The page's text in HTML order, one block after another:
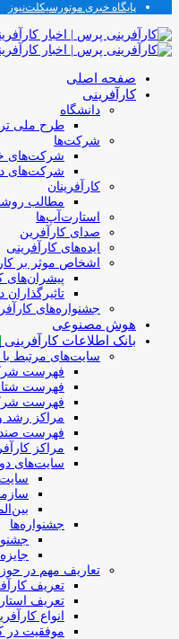
پایگاه خبری موتورسیکلت‌نیوز
صفحه اصلی
کارآفرینی
دانشگاه
طرح ملی
شرکت‌ها
شرکت‌های
شرکت‌های
کارآفرینان
مطالب
استارت‌آپ‌ها
صدای کارآفرین
ایده‌های کارآفرینی
اشخاص موثر بر
پیشران‌های
جشنواره‌های
هوش مصنوعی
بانک اطلاعات کارآفرینی
سایت‌های مرتبط با
فهرست
فهرست
فهرست
مراکز رشد
فهرست
مراکز
سایت‌های
جشنواره‌ها
تعاریف مهم در
تعریف
تعریف
انواع
موفقیت در